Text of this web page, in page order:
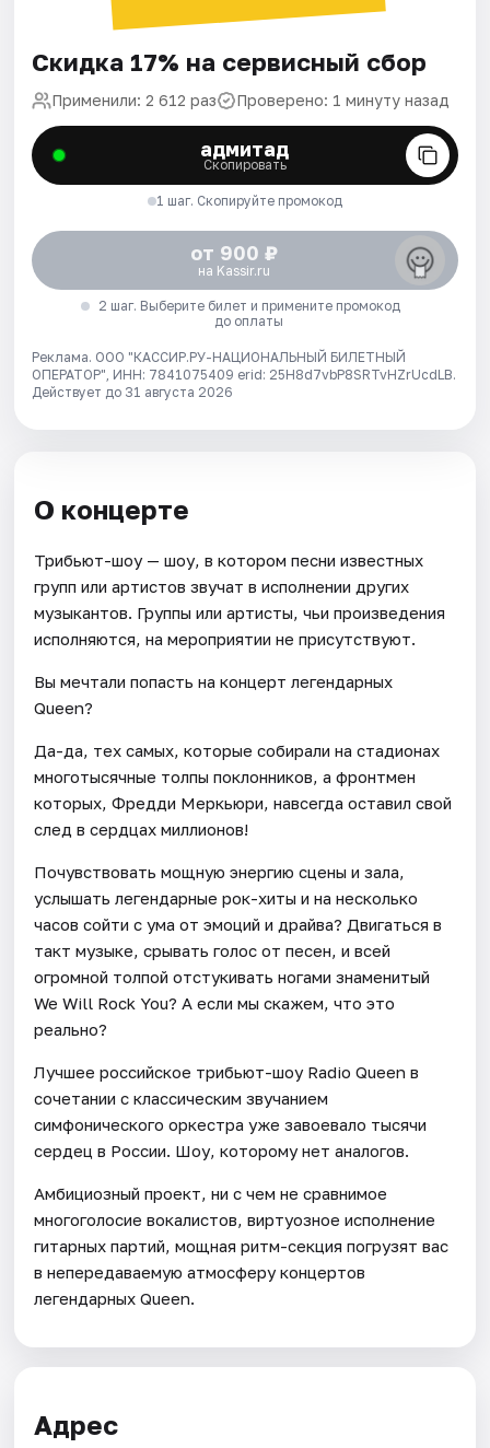
Скидка 17% на сервисный сбор
Применили: 2 612 раз Проверено: 1 минуту назад
адмитад
Скопировать
1 шаг. Скопируйте промокод
от 900 ₽
на Kassir.ru
2 шаг. Выберите билет и примените промокод
до оплаты
Реклама. ООО "КАССИР.РУ-НАЦИОНАЛЬНЫЙ БИЛЕТНЫЙ
ОПЕРАТОР", ИНН: 7841075409 erid: 25H8d7vbP8SRTvHZrUcdLB.
Действует до 31 августа 2026
О концерте
Трибьют-шоу — шоу, в котором песни известных
групп или артистов звучат в исполнении других
музыкантов. Группы или артисты, чьи произведения
исполняются, на мероприятии не присутствуют.
Вы мечтали попасть на концерт легендарных
Queen?
Да-да, тех самых, которые собирали на стадионах
многотысячные толпы поклонников, а фронтмен
которых, Фредди Меркьюри, навсегда оставил свой
след в сердцах миллионов!
Почувствовать мощную энергию сцены и зала,
услышать легендарные рок-хиты и на несколько
часов сойти с ума от эмоций и драйва? Двигаться в
такт музыке, срывать голос от песен, и всей
огромной толпой отстукивать ногами знаменитый
We Will Rock You? А если мы скажем, что это
реально?
Лучшее российское трибьют-шоу Radio Queen в
сочетании с классическим звучанием
симфонического оркестра уже завоевало тысячи
сердец в России. Шоу, которому нет аналогов.
Амбициозный проект, ни с чем не сравнимое
многоголосие вокалистов, виртуозное исполнение
гитарных партий, мощная ритм-секция погрузят вас
в непередаваемую атмосферу концертов
легендарных Queen.
Адрес